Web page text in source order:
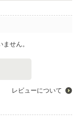
せん。
レビューについて